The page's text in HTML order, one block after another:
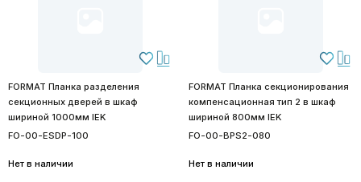
FORMAT Планка разделения
секционных дверей в шкаф
шириной 1000мм IEK
FO-00-ESDP-100
Нет в наличии
FORMAT Планка секционирования
компенсационная тип 2 в шкаф
шириной 800мм IEK
FO-00-BPS2-080
Нет в наличии